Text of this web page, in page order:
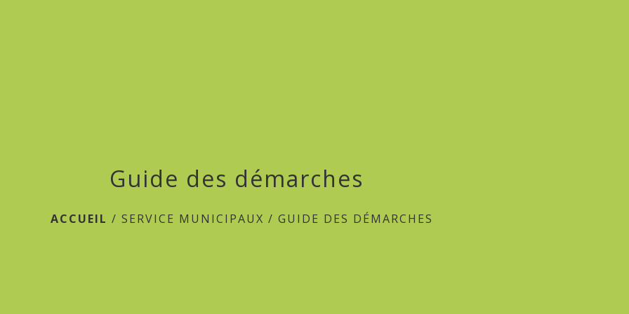
Guide des démarches
ACCUEIL /SERVICE MUNICIPAUX /GUIDE DES DÉMARCHES